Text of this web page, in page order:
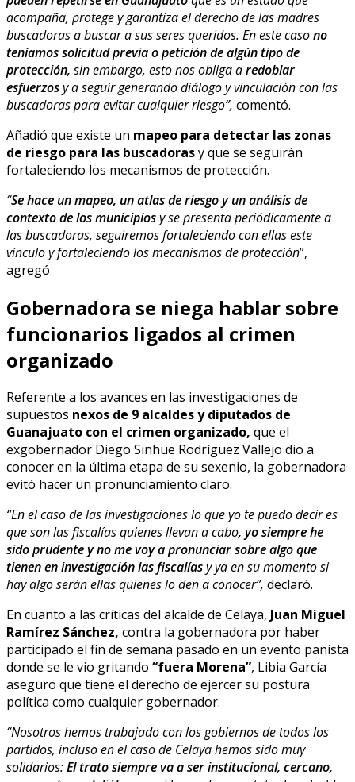
acompaña, protege y garantiza el derecho de las madres
buscadoras a buscar a sus seres queridos. En este casono
teníamos solicitud previa o petición de algún tipo de
protección, sin embargo, esto nos obliga aredoblar
esfuerzosy a seguir generando diálogo y vinculación con las
buscadoras para evitar cualquier riesgo”, comentó.
Añadió que existe un mapeo para detectar las zonas
de riesgo para las buscadorasy que se seguirán
fortaleciendo los mecanismos de protección.
“Se hace un mapeo, un atlas de riesgo y un análisis de
contexto de los municipiosy se presenta periódicamente a
las buscadoras, seguiremos fortaleciendo con ellas este
vínculo y fortaleciendo los mecanismos de protección”,
agregó
Gobernadora se niega hablar sobre
funcionarios ligados al crimen
organizado
Referente a los avances en las investigaciones de
supuestos nexos de 9 alcaldes y diputados de
Guanajuato con el crimen organizado, que el
exgobernador Diego Sinhue Rodríguez Vallejo dio a
conocer en la última etapa de su sexenio, la gobernadora
evitó hacer un pronunciamiento claro.
“En el caso de las investigaciones lo que yo te puedo decir es
que son las fiscalías quienes llevan a cabo, yo siempre he
sido prudente y no me voy a pronunciar sobre algo que
tienen en investigación las fiscalíasy ya en su momento si
hay algo serán ellas quienes lo den a conocer”, declaró.
En cuanto a las críticas del alcalde de Celaya, Juan Miguel
Ramírez Sánchez, contra la gobernadora por haber
participado el fin de semana pasado en un evento panista
donde se le vio gritando “fuera Morena”, Libia García
aseguro que tiene el derecho de ejercer su postura
política como cualquier gobernador.
“Nosotros hemos trabajado con los gobiernos de todos los
partidos, incluso en el caso de Celaya hemos sido muy
solidarios:El trato siempre va a ser institucional, cercano,